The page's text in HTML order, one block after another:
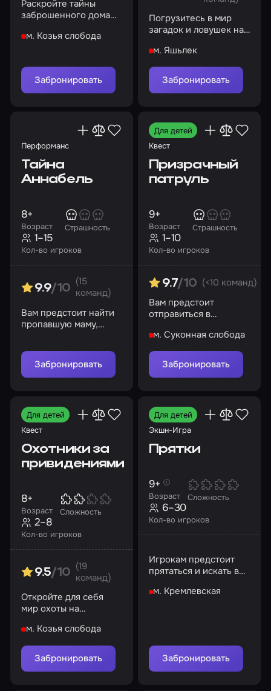
Раскройте тайны
заброшенного дома
м. Козья слобода
Забронировать
Погрузитесь в мир
загадок и ловушек на
м. Яшьлек
Забронировать
Перформанс
Тайна
Аннабель
Возраст
8+
Страшность
Кол-во игроков
1–15
9.9/10
(15
команд)
Вам предстоит найти
пропавшую маму,
помочь Аннабель
Забронировать
Для детей
Квест
Призрачный
патруль
Возраст
9+
Страшность
Кол-во игроков
1–10
9.7/10 (<10 команд)
Вам предстоит
отправиться в
проказничают призраки
м. Суконная слобода
Забронировать
Для детей
Квест
Охотники за
привидениями
Возраст
8+
Сложность
Кол-во игроков
2–8
9.5/10
(19
команд)
Откройте для себя
мир охоты на
м. Козья слобода
Забронировать
Для детей
Экшн-Игра
Прятки
Возраст
9+
Сложность
Кол-во игроков
6–30
Игрокам предстоит
прятаться и искать в
лабиринте
м. Кремлевская
Забронировать